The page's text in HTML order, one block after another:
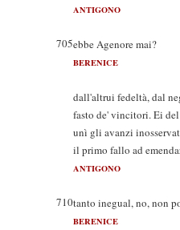
ANTIGONO
Onde
705ebbe Agenore mai?
BERENICE
Dal suo
dall'altrui fedeltà, dal
fasto de' vincitori. Ei
unì gli avanzi
il primo fallo ad
ANTIGONO
Di
710tanto inegual, no, non
BERENICE